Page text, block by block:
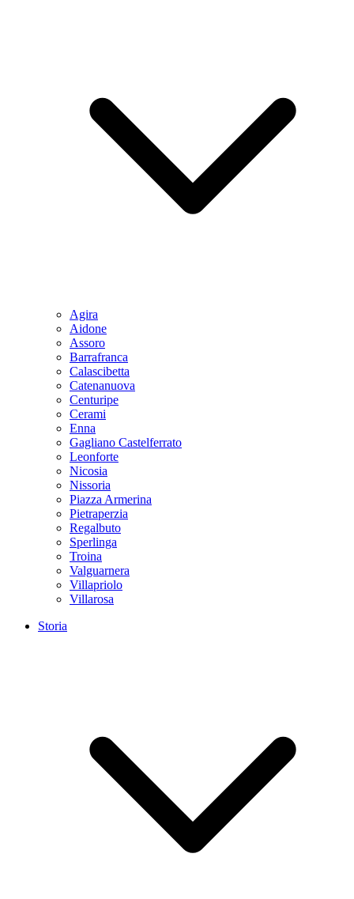
Agira
Aidone
Assoro
Barrafranca
Calascibetta
Catenanuova
Centuripe
Cerami
Enna
Gagliano Castelferrato
Leonforte
Nicosia
Nissoria
Piazza Armerina
Pietraperzia
Regalbuto
Sperlinga
Troina
Valguarnera
Villapriolo
Villarosa
Storia